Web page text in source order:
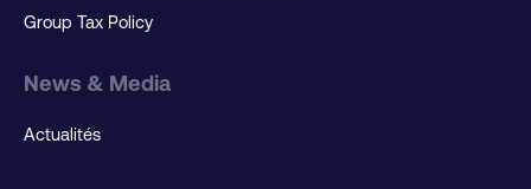
Group Tax Policy
News & Media
Actualités